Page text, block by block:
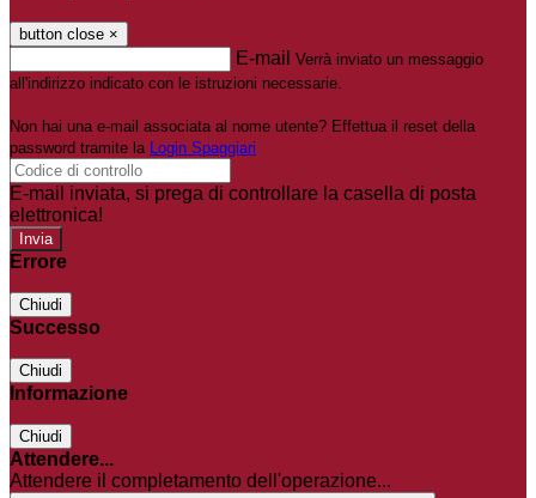
button close ×
E-mail Verrà inviato un messaggio
all'indirizzo indicato con le istruzioni necessarie.
Non hai una e-mail associata al nome utente? Effettua il reset della
password tramite la Login Spaggiari
E-mail inviata, si prega di controllare la casella di posta
elettronica!
Errore
Chiudi
Successo
Chiudi
Informazione
Chiudi
Attendere...
Attendere il completamento dell'operazione...